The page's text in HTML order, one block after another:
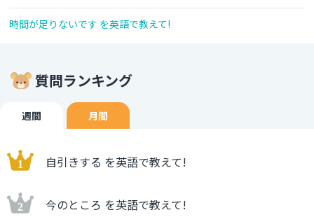
時間が足りないです を英語で教えて!
質問ランキング
週間 月間
自引きする を英語で教えて!
今のところ を英語で教えて!